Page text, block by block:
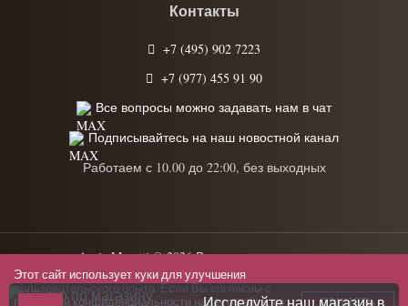
Исследуйте наш магазин в
Контакты
+7 (495) 902 7223
+7 (977) 455 91 90
Все вопросы можно задавать нам в чат
Подписывайтесь на наш новостной канал
Работаем с 10.00 до 22:00, без выходных
Anrie Moretti © 2026 Все права защищены.
Политика конфиденциальности
Этот сайт использует куки для улучшения
пользовательского опыта. Если Вы согласны с
политикой конфиденциальности нашего сайта, то ПРИНЯТЬ